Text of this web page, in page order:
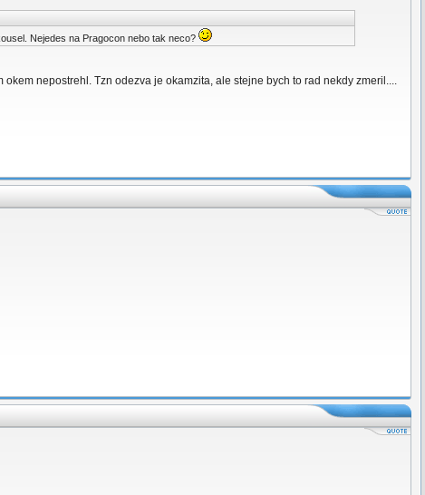
Nejedes na Pragocon nebo tak neco?
nepostrehl. Tzn odezva je okamzita, ale stejne bych to rad nekdy zmeril....